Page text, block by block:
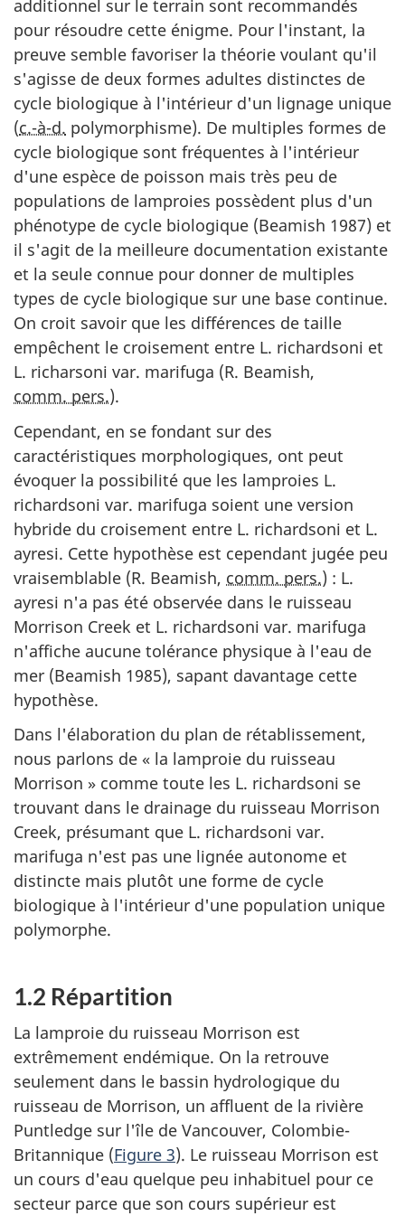
additionnel sur le terrain sont recommandés
pour résoudre cette énigme. Pour l'instant, la
preuve semble favoriser la théorie voulant qu'il
s'agisse de deux formes adultes distinctes de
cycle biologique à l'intérieur d'un lignage unique
(c.-à-d. polymorphisme). De multiples formes de
cycle biologique sont fréquentes à l'intérieur
d'une espèce de poisson mais très peu de
populations de lamproies possèdent plus d'un
phénotype de cycle biologique (Beamish 1987) et
il s'agit de la meilleure documentation existante
et la seule connue pour donner de multiples
types de cycle biologique sur une base continue.
On croit savoir que les différences de taille
empêchent le croisement entre L. richardsoni et
L. richarsoni var. marifuga (R. Beamish,
comm. pers.).
Cependant, en se fondant sur des
caractéristiques morphologiques, ont peut
évoquer la possibilité que les lamproies L.
richardsoni var. marifuga soient une version
hybride du croisement entre L. richardsoni et L.
ayresi. Cette hypothèse est cependant jugée peu
vraisemblable (R. Beamish, comm. pers.) : L.
ayresi n'a pas été observée dans le ruisseau
Morrison Creek et L. richardsoni var. marifuga
n'affiche aucune tolérance physique à l'eau de
mer (Beamish 1985), sapant davantage cette
hypothèse.
Dans l'élaboration du plan de rétablissement,
nous parlons de « la lamproie du ruisseau
Morrison » comme toute les L. richardsoni se
trouvant dans le drainage du ruisseau Morrison
Creek, présumant que L. richardsoni var.
marifuga n'est pas une lignée autonome et
distincte mais plutôt une forme de cycle
biologique à l'intérieur d'une population unique
polymorphe.
1.2 Répartition
La lamproie du ruisseau Morrison est
extrêmement endémique. On la retrouve
seulement dans le bassin hydrologique du
ruisseau de Morrison, un affluent de la rivière
Puntledge sur l'île de Vancouver, Colombie-
Britannique (Figure 3). Le ruisseau Morrison est
un cours d'eau quelque peu inhabituel pour ce
secteur parce que son cours supérieur est